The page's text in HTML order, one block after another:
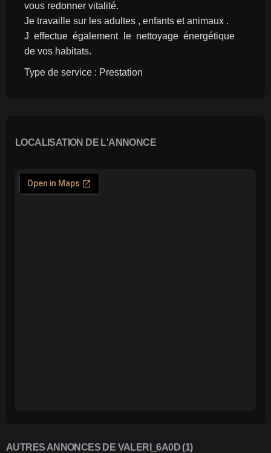
vous redonner vitalité.
Je travaille sur les adultes , enfants et animaux .
J effectue également le nettoyage énergétique
de vos habitats.
Type de service : Prestation
LOCALISATION DE L'ANNONCE
AUTRES ANNONCES DE VALERI_6A0D (1)